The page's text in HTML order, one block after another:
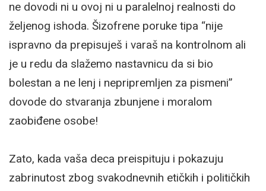
ne dovodi ni u ovoj ni u paralelnoj realnosti do
željenog ishoda. Šizofrene poruke tipa “nije
ispravno da prepisuješ i varaš na kontrolnom ali
je u redu da slažemo nastavnicu da si bio
bolestan a ne lenj i nepripremljen za pismeni”
dovode do stvaranja zbunjene i moralom
zaobiđene osobe!
Zato, kada vaša deca preispituju i pokazuju
zabrinutost zbog svakodnevnih etičkih i političkih